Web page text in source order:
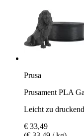
Prusa
Prusament PLA
Leicht zu
€ 33,49